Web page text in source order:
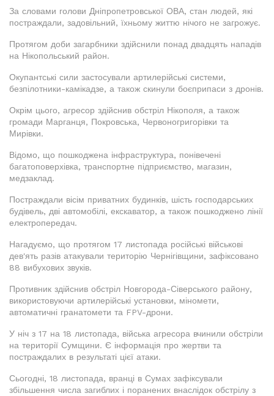
За словами голови Дніпропетровської ОВА, стан людей, які
постраждали, задовільний, їхньому життю нічого не загрожує.
Протягом доби загарбники здійснили понад двадцять нападів
на Нікопольський район.
Окупантські сили застосували артилерійські системи,
безпілотники-камікадзе, а також скинули боєприпаси з дронів.
Окрім цього, агресор здійснив обстріл Нікополя, а також
громади Марганця, Покровська, Червоногригорівки та
Мирівки.
Відомо, що пошкоджена інфраструктура, понівечені
багатоповерхівка, транспортне підприємство, магазин,
медзаклад.
Постраждали вісім приватних будинків, шість господарських
будівель, дві автомобілі, екскаватор, а також пошкоджено лінії
електропередач.
Нагадуємо, що протягом 17 листопада російські військові
дев'ять разів атакували територію Чернігівщини, зафіксовано
88 вибухових звуків.
Противник здійснив обстріл Новгорода-Сіверського району,
використовуючи артилерійські установки, міномети,
автоматичні гранатомети та FPV-дрони.
У ніч з 17 на 18 листопада, війська агресора вчинили обстріли
на території Сумщини. Є інформація про жертви та
постраждалих в результаті цієї атаки.
Сьогодні, 18 листопада, вранці в Сумах зафіксували
збільшення числа загиблих і поранених внаслідок обстрілу з